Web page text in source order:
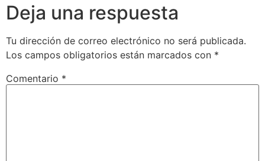
Deja una respuesta
Tu dirección de correo electrónico no será publicada.
Los campos obligatorios están marcados con *
Comentario *